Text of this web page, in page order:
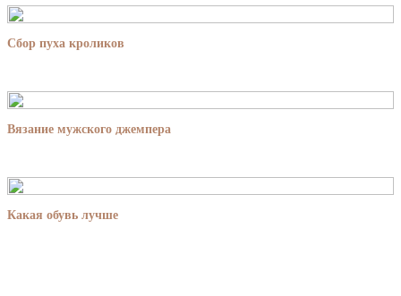
Сбор пуха кроликов
Вязание мужского джемпера
Какая обувь лучше